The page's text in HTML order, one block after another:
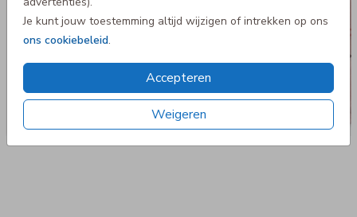
Je kunt jouw toestemming altijd wijzigen of intrekken op ons
ons cookiebeleid.
Accepteren
Weigeren